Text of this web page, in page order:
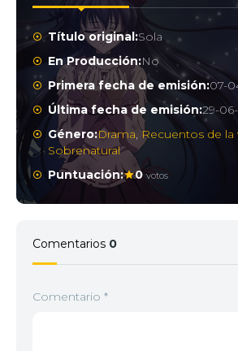
Título original:Sola
En Producción:No
Primera fecha de emisión:07-
Última fecha de emisión:29-
Género:Drama,Recuentos de la
Sobrenatural
Puntuación:
0 votos
Comentarios 0
Comentario *